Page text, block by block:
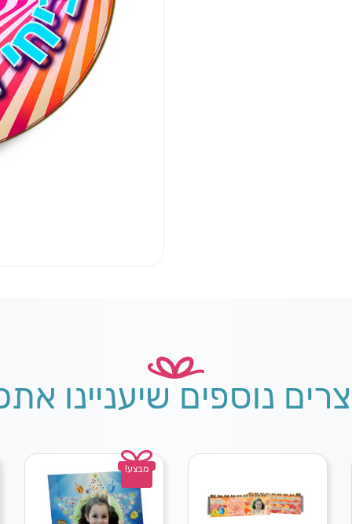
נוספים שיעניינו
מבצע!